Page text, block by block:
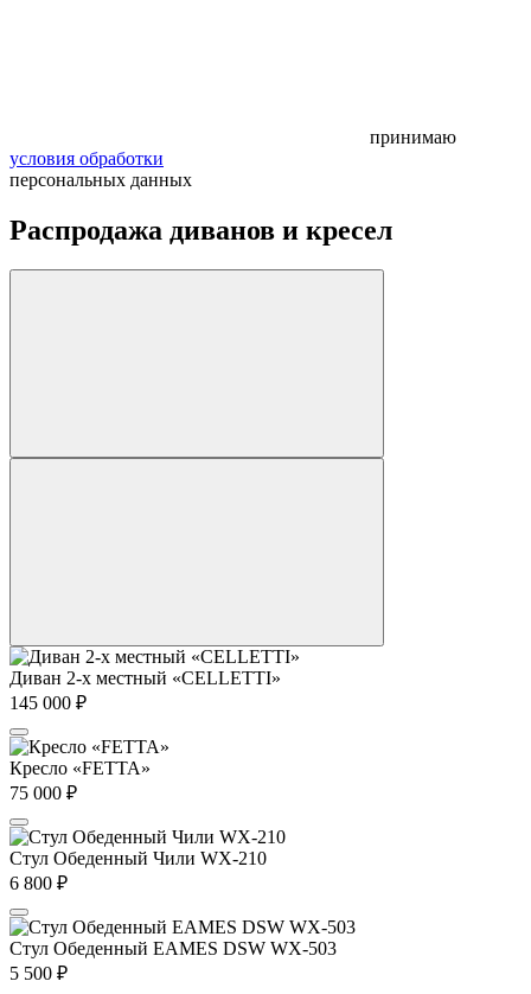
принимаю
условия обработки
персональных данных
Распродажа диванов и кресел
Диван 2-х местный «CELLETTI»
145 000 ₽
Кресло «FETTA»
75 000 ₽
Стул Обеденный Чили WX-210
6 800 ₽
Стул Обеденный EAMES DSW WX-503
5 500 ₽